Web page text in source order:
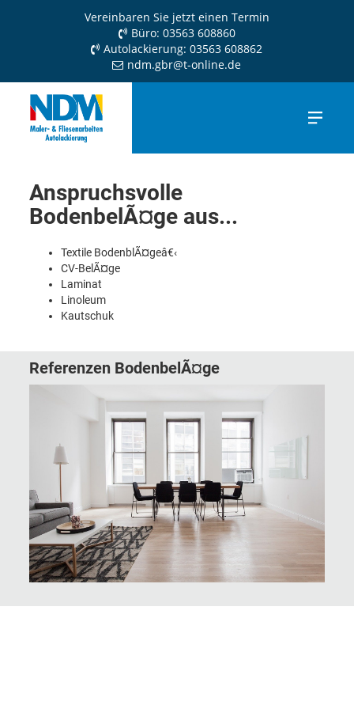
Vereinbaren Sie jetzt einen Termin
Büro: 03563 608860
Autolackierung: 03563 608862
ndm.gbr@t-online.de
Anspruchsvolle
BodenbelÃ¤ge aus...
Textile BodenblÃ¤geâ€‹
CV-BelÃ¤ge
Laminat
Linoleum
Kautschuk
Referenzen BodenbelÃ¤ge